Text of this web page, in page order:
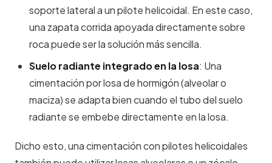
soporte lateral a un pilote helicoidal. En este caso,
una zapata corrida apoyada directamente sobre
roca puede ser la solución más sencilla.
Suelo radiante integrado en la losa: Una
cimentación por losa de hormigón (alveolar o
maciza) se adapta bien cuando el tubo del suelo
radiante se embebe directamente en la losa.
Dicho esto, una cimentación con pilotes helicoidales